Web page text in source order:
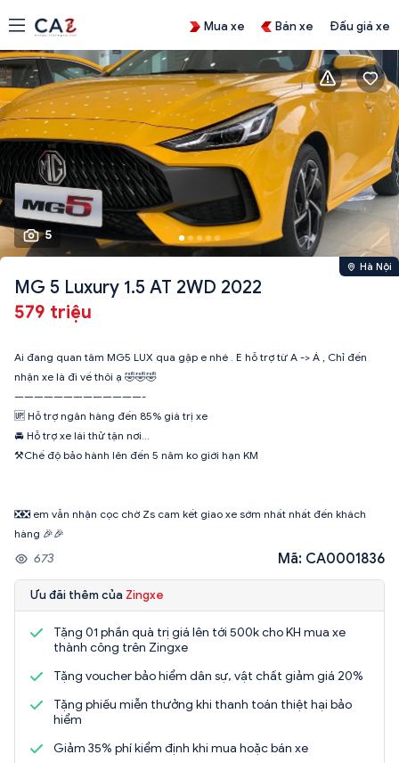
Mua xe Bán xe Đấu giá xe
5
Hà Nội
MG 5 Luxury 1.5 AT 2WD 2022
579 triệu
Ai đang quan tâm MG5 LUX qua gặp e nhé . E hỗ trợ từ A -> Á , Chỉ đến
nhận xe là đi về thôi ạ 🤣🤣🤣
—————————————-
🆙 Hỗ trợ ngân hàng đến 85% giá trị xe
🚘 Hỗ trợ xe lái thử tận nơi…
⚒Chế độ bảo hành lên đến 5 năm ko giới hạn KM
❎❎ em vẫn nhận cọc chờ Zs cam kết giao xe sớm nhất nhất đến khách
hàng 🎉🎉
673 Mã: CA0001836
Ưu đãi thêm của Zingxe
Tặng 01 phần quà trị giá lên tới 500k cho KH mua xe
thành công trên Zingxe
Tặng voucher bảo hiểm dân sự, vật chất giảm giá 20%
Tặng phiếu miễn thưởng khi thanh toán thiệt hại bảo
hiểm
Giảm 35% phí kiểm định khi mua hoặc bán xe